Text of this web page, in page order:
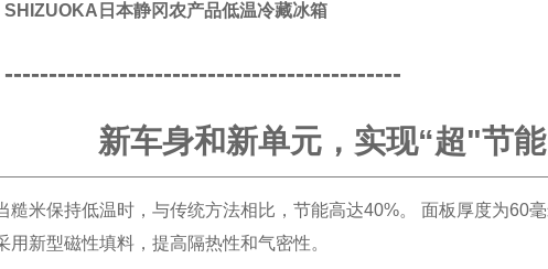
SHIZUOKA日本静冈农产品低温冷藏冰箱
---------------------------------------------
新车身和新单元，实现“超"节能
糙米保持低温时，与传统方法相比，节能高达40%。 面板厚度为60
用新型磁性填料，提高隔热性和气密性。